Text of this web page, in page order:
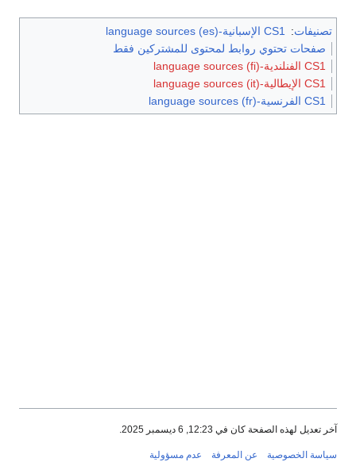
تصنيفات:
CS1 الإسبانية-language sources (es)
صفحات تحتوي روابط لمحتوى للمشتركين فقط
CS1 الفنلندية-language sources (fi)
CS1 الإيطالية-language sources (it)
CS1 الفرنسية-language sources (fr)
آخر تعديل لهذه الصفحة كان في 12:23, 6 ديسمبر 2025.
سياسة الخصوصية عن المعرفة عدم مسؤولية